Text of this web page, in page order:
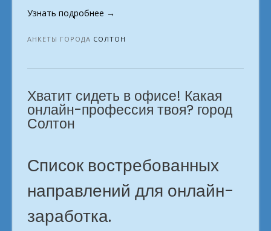
Узнать подробнее «Интересное
с
в
Солтон»
→
АНКЕТЫ ГОРОДА СОЛТОН
Хватит сидеть в офисе! Какая
онлайн-профессия твоя? город
Солтон
Список востребованных
направлений для онлайн-
заработка.